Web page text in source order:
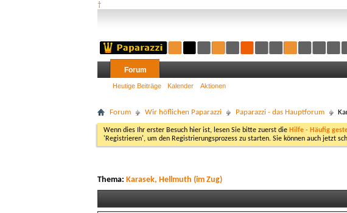
†
Forum
Heutige Beiträge Kalender Aktionen
Forum Wir höflichen Paparazzi Paparazzi - das Hauptforum
Wenn dies Ihr erster Besuch hier ist, lesen Sie bitte zuerst die Hilfe - Häufig
'Registrieren', um den Registrierungsprozess zu starten. Sie können auch jetzt
Thema: Karasek, Hellmuth (im Zug)